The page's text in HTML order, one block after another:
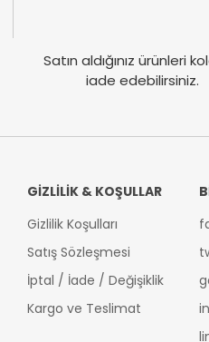
Satın aldığınız ürünleri
iade edebilirsiniz.
GİZLİLİK & KOŞULLAR
Gizlilik Koşulları
Satış Sözleşmesi
İptal / İade / Değişiklik
Kargo ve Teslimat